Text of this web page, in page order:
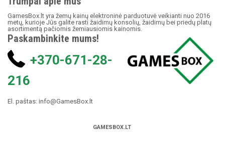
GamesBox.lt yra žemų kainų elektroninė parduotuvė veikianti nuo 2016
metų, kurioje Jūs galite rasti žaidimų konsolių, žaidimų bei priedų platų
asortimentą pačiomis žemiausiomis kainomis.
Paskambinkite mums!
+370-671-28-
216
El. paštas: info@GamesBox.lt
GAMESBOX.LT